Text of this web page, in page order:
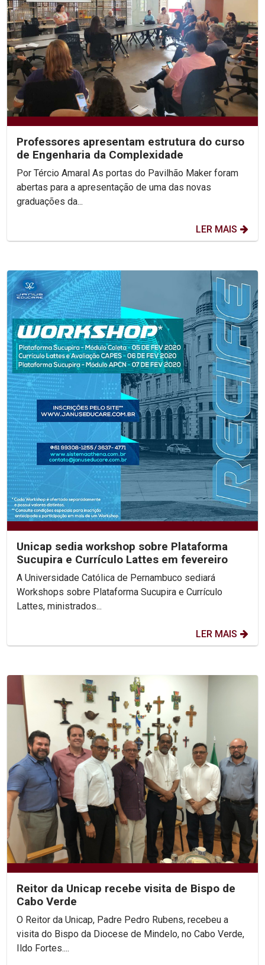
Professores apresentam estrutura do curso
de Engenharia da Complexidade
Por Tércio Amaral As portas do Pavilhão Maker foram
abertas para a apresentação de uma das novas
graduações da...
LER MAIS
Unicap sedia workshop sobre Plataforma
Sucupira e Currículo Lattes em fevereiro
A Universidade Católica de Pernambuco sediará
Workshops sobre Plataforma Sucupira e Currículo
Lattes, ministrados...
LER MAIS
Reitor da Unicap recebe visita de Bispo de
Cabo Verde
O Reitor da Unicap, Padre Pedro Rubens, recebeu a
visita do Bispo da Diocese de Mindelo, no Cabo Verde,
Ildo Fortes....